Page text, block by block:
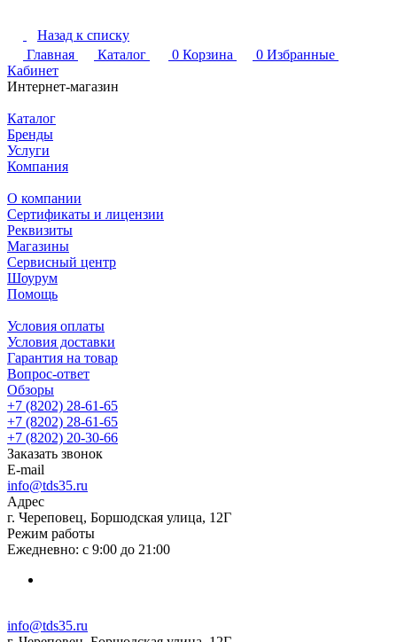
Назад к списку
Главная
Каталог 0 Корзина 0 Избранные
Кабинет
Интернет-магазин
Каталог
Бренды
Услуги
Компания
О компании
Сертификаты и лицензии
Реквизиты
Магазины
Сервисный центр
Шоурум
Помощь
Условия оплаты
Условия доставки
Гарантия на товар
Вопрос-ответ
Обзоры
+7 (8202) 28‑61-65
+7 (8202) 28‑61-65
+7 (8202) 20‑30-66
Заказать звонок
E-mail
info@tds35.ru
Адрес
г. Череповец, Боршодская улица, 12Г
Режим работы
Ежедневно: с 9:00 до 21:00
info@tds35.ru